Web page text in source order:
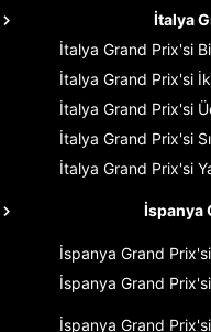
İtalya
İtalya Grand Prix'si
İtalya Grand Prix'si
İtalya Grand Prix'si
İtalya Grand Prix'si
İtalya Grand Prix'si
İspanya
İspanya Grand Prix'si
İspanya Grand Prix'si
İspanya Grand Prix'si